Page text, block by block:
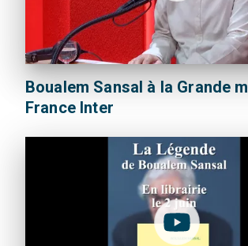
Boualem Sansal à la Grande
France Inter